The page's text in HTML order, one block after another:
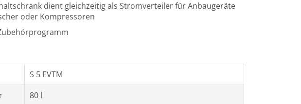
dient gleichzeitig als Stromverteiler für Anbaugeräte
oder Kompressoren
S 5 EVTM
80 l